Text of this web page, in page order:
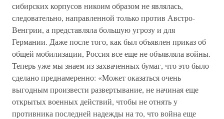
сибирских корпусов никоим образом не являлась,
следовательно, направленной только против Австро-
Венгрии, а представляла большую угрозу и для
Германии. Даже после того, как был объявлен приказ об
общей мобилизации, Россия все еще не объявляла войны.
Теперь уже мы знаем из захваченных бумаг, что это было
сделано преднамеренно: «Может оказаться очень
выгодным произвести развертывание, не начиная еще
открытых военных действий, чтобы не отнять у
противника последней надежды на то, что война еще